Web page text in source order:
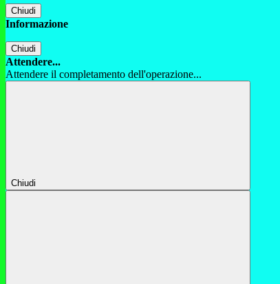
Chiudi
Informazione
Chiudi
Attendere...
Attendere il completamento dell'operazione...
Chiudi